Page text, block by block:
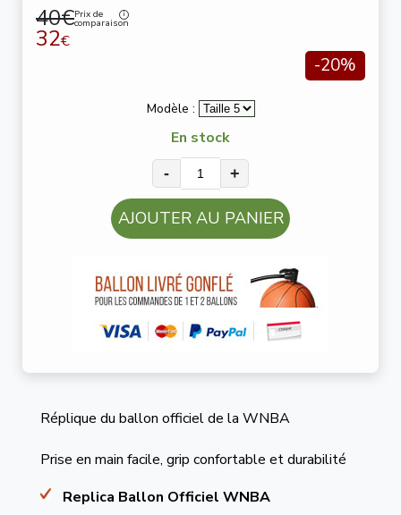
40€Prix de
comparaison
32€
-20%
Modèle :
En stock
- +
AJOUTER AU PANIER
Réplique du ballon officiel de la WNBA
Prise en main facile, grip confortable et durabilité
Replica Ballon Officiel WNBA